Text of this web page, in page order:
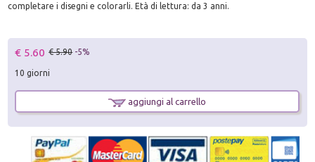
completare i disegni e colorarli. Età di lettura: da 3 anni.
€ 5.60 € 5.90 -5%
10 giorni
aggiungi al carrello